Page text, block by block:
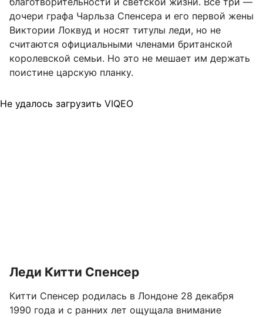
дочери графа Чарльза Спенсера и его первой жены
Виктории Локвуд и носят титулы леди, но не
считаются официальными членами британской
королевской семьи. Но это не мешает им держать
поистине царскую планку.
Не удалось загрузить VIQEO
Леди Китти Спенсер
Китти Спенсер родилась в Лондоне 28 декабря
1990 года и с ранних лет ощущала внимание